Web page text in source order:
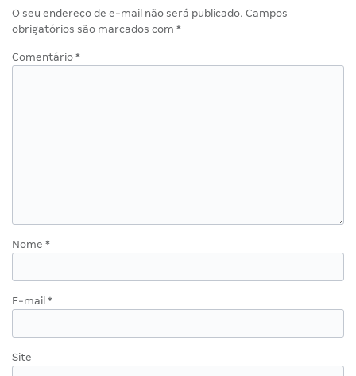
O seu endereço de e-mail não será publicado. Campos
obrigatórios são marcados com *
Comentário *
Nome *
E-mail *
Site